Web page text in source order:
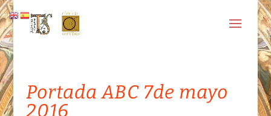
Portada ABC 7de mayo
2016